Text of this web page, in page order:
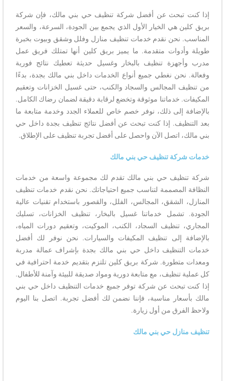
إذا كنت تبحث عن أفضل شركة تنظيف حي بني مالك، فإن شركة
بريق كلين هي الخيار الأول الذي يجمع بين الجودة، السرعة، والسعر
المناسب. نحن نقدم خدمات تنظيف منازل وفلل وشقق وبيوت بخبرة
طويلة وأدوات متقدمة. ما يميز بريق كلين أنها تمتلك فريق عمل
مدرب وأجهزة تنظيف بالبخار وغسيل حديثة تعطيك نتائج فورية
وفعالة. نحن نغطي جميع أنواع الخدمات داخل بني مالك بجدة، بدءًا
من تنظيف المجالس والسجاد والكنب، حتى غسيل الخزانات وتعقيم
المكيفات. خدماتنا موثوقة وتخضع لرقابة دقيقة لضمان رضاك الكامل.
بالإضافة إلى ذلك، نوفر خصم خاص للعملاء الجدد وخدمة متابعة ما
بعد التنظيف. إذا كنت تبحث عن أفضل نتائج تنظيف بجدة داخل حي
بني مالك، اتصل الآن واحصل على أفضل تجربة تنظيف على الإطلاق.
خدمات شركة تنظيف حي بني مالك
شركة تنظيف حي بني مالك تقدم لك مجموعة واسعة من خدمات
النظافة المصممة لتناسب جميع احتياجاتك. نحن نقدم خدمات تنظيف
المنازل، الشقق، المجالس، الفلل، والقصور باستخدام تقنيات عالية
الجودة. تشمل خدماتنا غسيل بالبخار، تنظيف الخزانات، تسليك
المجاري، تنظيف السجاد، الكنب، الموكيت، وتعقيم دورات المياه،
بالإضافة إلى تنظيف المكيفات والسيارات. نحن نوفر لك أفضل
خدمات التنظيف داخل حي بني مالك بجدة بإشراف عمالة مدربة
ومعدات متطورة. شركة بريق كلين تلتزم بتقديم خدمة احترافية في
كل عملية تنظيف، مع متابعة دورية ومواد صديقة للبيئة وآمنة للأطفال.
إذا كنت تبحث عن شركة توفر جميع خدمات التنظيف داخل حي بني
مالك بأسعار مناسبة، فإننا نضمن لك أفضل تجربة. اتصل بنا اليوم
ولاحظ الفرق من أول زيارة.
تنظيف منازل حي بني مالك